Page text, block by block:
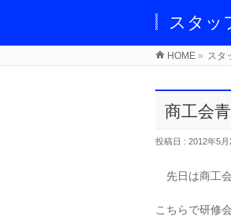
スタッ
HOME » スタ
商工会
投稿日 : 2012年5月
先日は商工会
こちらで研修